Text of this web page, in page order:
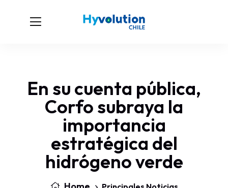
En su cuenta pública,
Corfo subraya la
importancia
estratégica del
hidrógeno verde